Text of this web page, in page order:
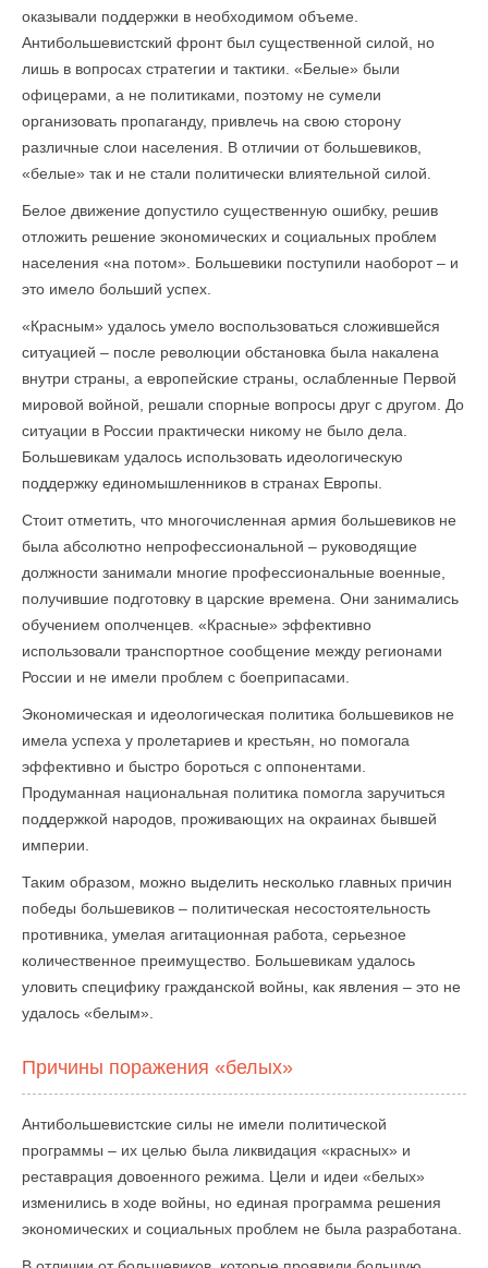
оказывали поддержки в необходимом объеме.
Антибольшевистский фронт был существенной силой, но
лишь в вопросах стратегии и тактики. «Белые» были
офицерами, а не политиками, поэтому не сумели
организовать пропаганду, привлечь на свою сторону
различные слои населения. В отличии от большевиков,
«белые» так и не стали политически влиятельной силой.
Белое движение допустило существенную ошибку, решив
отложить решение экономических и социальных проблем
населения «на потом». Большевики поступили наоборот – и
это имело больший успех.
«Красным» удалось умело воспользоваться сложившейся
ситуацией – после революции обстановка была накалена
внутри страны, а европейские страны, ослабленные Первой
мировой войной, решали спорные вопросы друг с другом. До
ситуации в России практически никому не было дела.
Большевикам удалось использовать идеологическую
поддержку единомышленников в странах Европы.
Стоит отметить, что многочисленная армия большевиков не
была абсолютно непрофессиональной – руководящие
должности занимали многие профессиональные военные,
получившие подготовку в царские времена. Они занимались
обучением ополченцев. «Красные» эффективно
использовали транспортное сообщение между регионами
России и не имели проблем с боеприпасами.
Экономическая и идеологическая политика большевиков не
имела успеха у пролетариев и крестьян, но помогала
эффективно и быстро бороться с оппонентами.
Продуманная национальная политика помогла заручиться
поддержкой народов, проживающих на окраинах бывшей
империи.
Таким образом, можно выделить несколько главных причин
победы большевиков – политическая несостоятельность
противника, умелая агитационная работа, серьезное
количественное преимущество. Большевикам удалось
уловить специфику гражданской войны, как явления – это не
удалось «белым».
Причины поражения «белых»
Антибольшевистские силы не имели политической
программы – их целью была ликвидация «красных» и
реставрация довоенного режима. Цели и идеи «белых»
изменились в ходе войны, но единая программа решения
экономических и социальных проблем не была разработана.